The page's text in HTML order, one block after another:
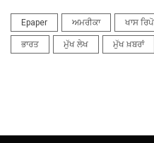
Epaper ਅਮਰੀਕਾ ਖਾਸ
ਭਾਰਤ ਮੁੱਖ ਲੇਖ ਮੁੱਖ ਖ਼ਬਰਾਂ